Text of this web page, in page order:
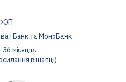
та МоноБанк
місяців.
в шапці)